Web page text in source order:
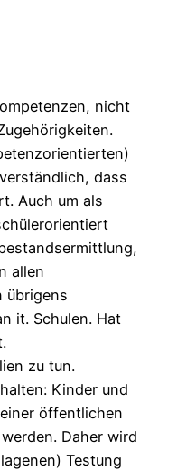
nicht
dass
Auch um als
allen
übrigens
it. Schulen. Hat
zu tun.
Kinder und
öffentlichen
Daher wird
Testung